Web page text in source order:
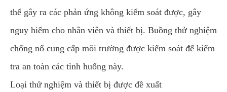
thể gây ra các phản ứng không kiểm soát được, gây
nguy hiểm cho nhân viên và thiết bị. Buồng thử nghiệm
chống nổ cung cấp môi trường được kiểm soát để kiểm
tra an toàn các tình huống này.
Loại thử nghiệm và thiết bị được đề xuất